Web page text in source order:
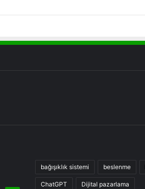
bağışıklık sistemi beslenme
ChatGPT Dijital pazarlama